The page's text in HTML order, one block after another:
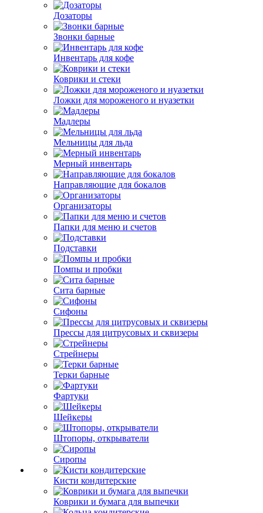
Дозаторы
Звонки барные
Инвентарь для кофе
Коврики и стеки
Ложки для мороженого и нуазетки
Мадлеры
Мельницы для льда
Мерный инвентарь
Направляющие для бокалов
Организаторы
Папки для меню и счетов
Подставки
Помпы и пробки
Сита барные
Сифоны
Прессы для цитрусовых и сквизеры
Стрейнеры
Терки барные
Фартуки
Шейкеры
Штопоры, открыватели
Сиропы
Кисти кондитерские
Коврики и бумага для выпечки